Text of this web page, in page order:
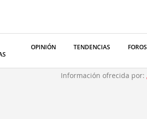
OPINIÓN TENDENCIAS FOROS
Información ofrecida por: